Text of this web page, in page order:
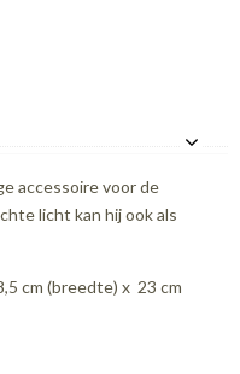
accessoire voor de
licht kan hij ook als
cm (breedte) x 23 cm